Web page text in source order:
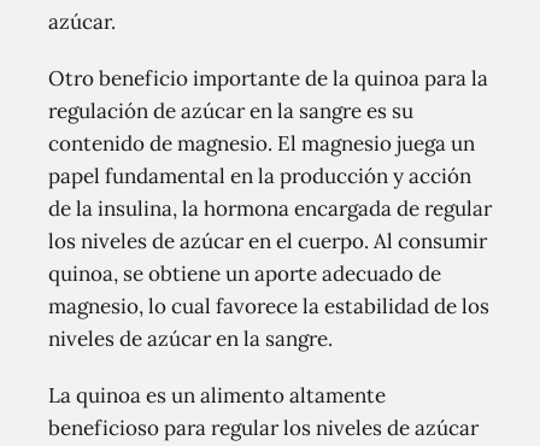
azúcar.
Otro beneficio importante de la quinoa para la
regulación de azúcar en la sangre es su
contenido de magnesio. El magnesio juega un
papel fundamental en la producción y acción
de la insulina, la hormona encargada de regular
los niveles de azúcar en el cuerpo. Al consumir
quinoa, se obtiene un aporte adecuado de
magnesio, lo cual favorece la estabilidad de los
niveles de azúcar en la sangre.
La quinoa es un alimento altamente
beneficioso para regular los niveles de azúcar